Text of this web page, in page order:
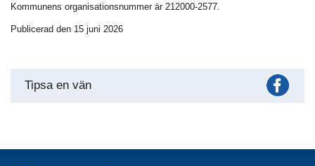
Kommunens organisationsnummer är 212000-2577.
Publicerad den 15 juni 2026
Tipsa en vän